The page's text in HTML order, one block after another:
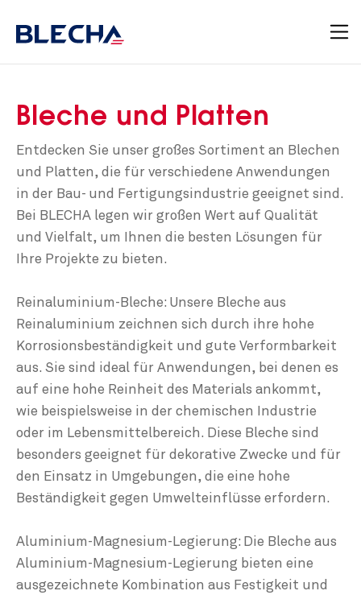
Bleche und Platten
Entdecken Sie unser großes Sortiment an Blechen
und Platten, die für verschiedene Anwendungen
in der Bau- und Fertigungsindustrie geeignet sind.
Bei BLECHA legen wir großen Wert auf Qualität
und Vielfalt, um Ihnen die besten Lösungen für
Ihre Projekte zu bieten.
Reinaluminium-Bleche: Unsere Bleche aus
Reinaluminium zeichnen sich durch ihre hohe
Korrosionsbeständigkeit und gute Verformbarkeit
aus. Sie sind ideal für Anwendungen, bei denen es
auf eine hohe Reinheit des Materials ankommt,
wie beispielsweise in der chemischen Industrie
oder im Lebensmittelbereich. Diese Bleche sind
besonders geeignet für dekorative Zwecke und für
den Einsatz in Umgebungen, die eine hohe
Beständigkeit gegen Umwelteinflüsse erfordern.
Aluminium-Magnesium-Legierung: Die Bleche aus
Aluminium-Magnesium-Legierung bieten eine
ausgezeichnete Kombination aus Festigkeit und